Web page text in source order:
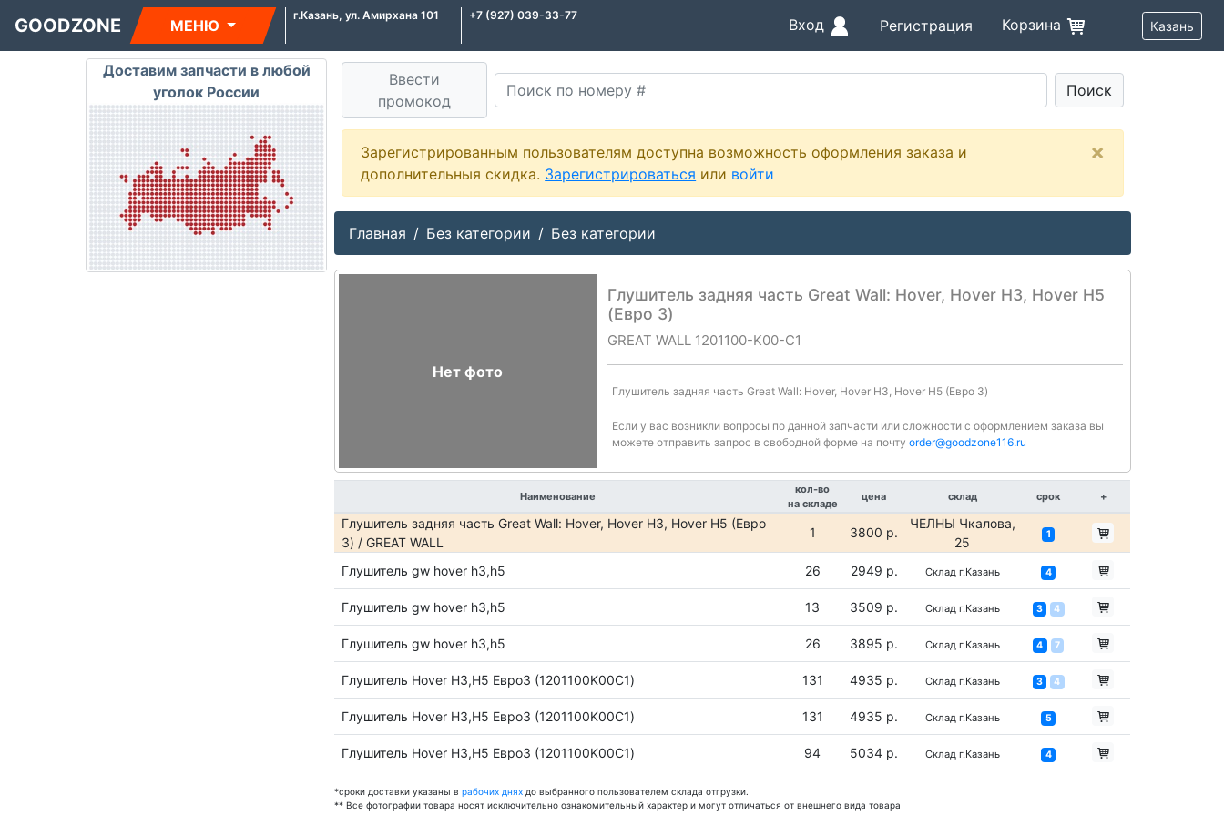
GOODZONE МЕНЮ
г.Казань, ул. Амирхана 101 +7 (927) 039-33-77
Вход Регистрация Корзина Казань
Доставим запчасти в любой
уголок России
Ввести
промокод
Поиск
Зарегистрированным пользователям доступна возможность оформления заказа и
дополнительныя скидка. Зарегистрироваться или войти
×
Главная Без категории Без категории
Нет фото
Глушитель задняя часть Great Wall: Hover, Hover H3, Hover H5
(Евро 3)
GREAT WALL 1201100-K00-C1
Глушитель задняя часть Great Wall: Hover, Hover H3, Hover H5 (Евро 3)
Если у вас возникли вопросы по данной запчасти или сложности с оформлением заказа вы
можете отправить запрос в свободной форме на почтуorder@goodzone116.ru
Наименование
кол-во
на складе
цена склад срок +
Глушитель задняя часть Great Wall: Hover, Hover H3, Hover H5 (Евро
3) / GREAT WALL
1 3800 р.
ЧЕЛНЫ Чкалова,
25
1
Глушитель gw hover h3,h5 26 2949 р. Склад г.Казань 4
Глушитель gw hover h3,h5 13 3509 р. Склад г.Казань 3 4
Глушитель gw hover h3,h5 26 3895 р. Склад г.Казань 4 7
Глушитель Hover H3,H5 Евро3 (1201100K00C1) 131 4935 р. Склад г.Казань 3 4
Глушитель Hover H3,H5 Евро3 (1201100K00C1) 131 4935 р. Склад г.Казань 5
Глушитель Hover H3,H5 Евро3 (1201100K00C1) 94 5034 р. Склад г.Казань 4
*сроки доставки указаны врабочих днях до выбранного пользователем склада отгрузки.
** Все фотографии товара носят исключительно ознакомительный характер и могут отличаться от внешнего вида товара